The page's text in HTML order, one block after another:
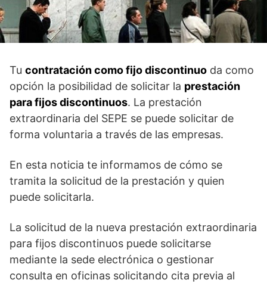
Tu contratación como fijo discontinuo da como
opción la posibilidad de solicitar la prestación
para fijos discontinuos. La prestación
extraordinaria del SEPE se puede solicitar de
forma voluntaria a través de las empresas.
En esta noticia te informamos de cómo se
tramita la solicitud de la prestación y quien
puede solicitarla.
La solicitud de la nueva prestación extraordinaria
para fijos discontinuos puede solicitarse
mediante la sede electrónica o gestionar
consulta en oficinas solicitando cita previa al